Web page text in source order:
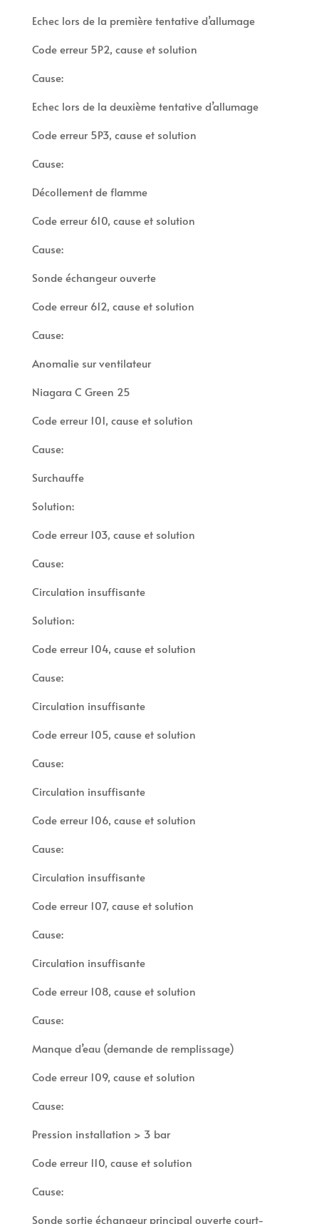
Echec lors de la première tentative d’allumage
Code erreur 5P2, cause et solution
Cause:
Echec lors de la deuxième tentative d’allumage
Code erreur 5P3, cause et solution
Cause:
Décollement de flamme
Code erreur 610, cause et solution
Cause:
Sonde échangeur ouverte
Code erreur 612, cause et solution
Cause:
Anomalie sur ventilateur
Niagara C Green 25
Code erreur 101, cause et solution
Cause:
Surchauffe
Solution:
Code erreur 103, cause et solution
Cause:
Circulation insuffisante
Solution:
Code erreur 104, cause et solution
Cause:
Circulation insuffisante
Code erreur 105, cause et solution
Cause:
Circulation insuffisante
Code erreur 106, cause et solution
Cause:
Circulation insuffisante
Code erreur 107, cause et solution
Cause:
Circulation insuffisante
Code erreur 108, cause et solution
Cause:
Manque d’eau (demande de remplissage)
Code erreur 109, cause et solution
Cause:
Pression installation > 3 bar
Code erreur 110, cause et solution
Cause:
Sonde sortie échangeur principal ouverte court-